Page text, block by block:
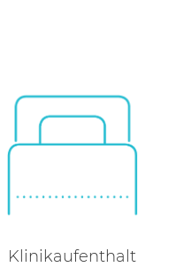
Klinikaufenthalt